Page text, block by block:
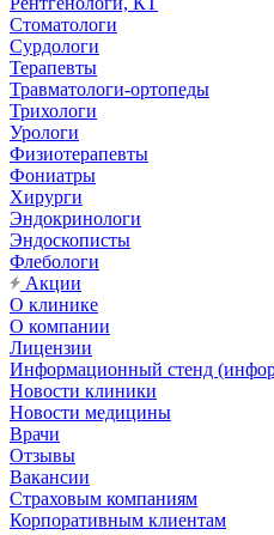
Стоматологи
Сурдологи
Терапевты
Травматологи-ортопеды
Трихологи
Урологи
Физиотерапевты
Фониатры
Хирурги
Эндокринологи
Эндоскописты
Флебологи
Акции
О клинике
О компании
Лицензии
Информационный стенд
Новости клиники
Новости медицины
Врачи
Отзывы
Вакансии
Страховым компаниям
Корпоративным клиентам